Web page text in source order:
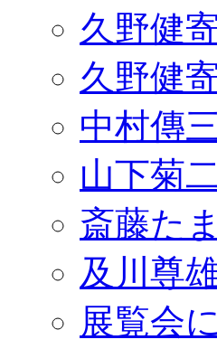
久野健
久野健
中村傳
山下菊
斎藤た
及川尊
展覧会